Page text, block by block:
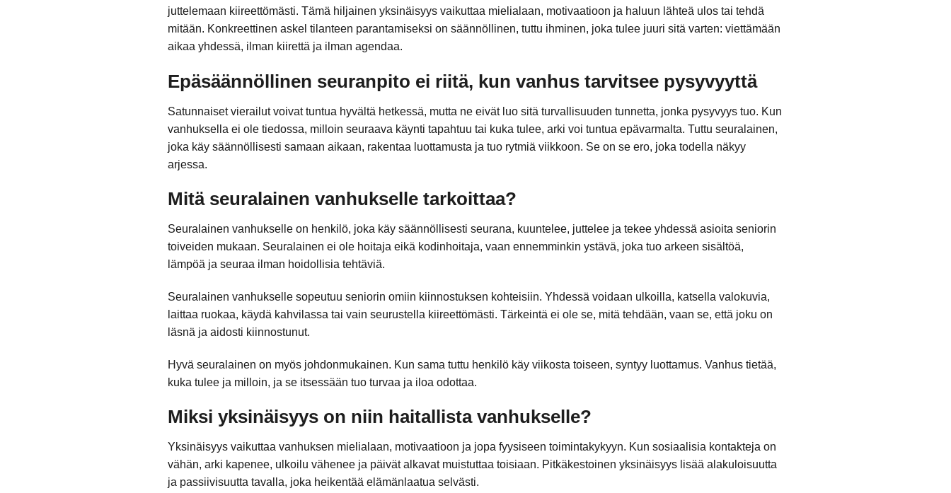
juttelemaan kiireettömästi. Tämä hiljainen yksinäisyys vaikuttaa mielialaan, motivaatioon ja haluun lähteä ulos tai tehdä
mitään. Konkreettinen askel tilanteen parantamiseksi on säännöllinen, tuttu ihminen, joka tulee juuri sitä varten: viettämään
aikaa yhdessä, ilman kiirettä ja ilman agendaa.
Epäsäännöllinen seuranpito ei riitä, kun vanhus tarvitsee pysyvyyttä
Satunnaiset vierailut voivat tuntua hyvältä hetkessä, mutta ne eivät luo sitä turvallisuuden tunnetta, jonka pysyvyys tuo. Kun
vanhuksella ei ole tiedossa, milloin seuraava käynti tapahtuu tai kuka tulee, arki voi tuntua epävarmalta. Tuttu seuralainen,
joka käy säännöllisesti samaan aikaan, rakentaa luottamusta ja tuo rytmiä viikkoon. Se on se ero, joka todella näkyy
arjessa.
Mitä seuralainen vanhukselle tarkoittaa?
Seuralainen vanhukselle on henkilö, joka käy säännöllisesti seurana, kuuntelee, juttelee ja tekee yhdessä asioita seniorin
toiveiden mukaan. Seuralainen ei ole hoitaja eikä kodinhoitaja, vaan ennemminkin ystävä, joka tuo arkeen sisältöä,
lämpöä ja seuraa ilman hoidollisia tehtäviä.
Seuralainen vanhukselle sopeutuu seniorin omiin kiinnostuksen kohteisiin. Yhdessä voidaan ulkoilla, katsella valokuvia,
laittaa ruokaa, käydä kahvilassa tai vain seurustella kiireettömästi. Tärkeintä ei ole se, mitä tehdään, vaan se, että joku on
läsnä ja aidosti kiinnostunut.
Hyvä seuralainen on myös johdonmukainen. Kun sama tuttu henkilö käy viikosta toiseen, syntyy luottamus. Vanhus tietää,
kuka tulee ja milloin, ja se itsessään tuo turvaa ja iloa odottaa.
Miksi yksinäisyys on niin haitallista vanhukselle?
Yksinäisyys vaikuttaa vanhuksen mielialaan, motivaatioon ja jopa fyysiseen toimintakykyyn. Kun sosiaalisia kontakteja on
vähän, arki kapenee, ulkoilu vähenee ja päivät alkavat muistuttaa toisiaan. Pitkäkestoinen yksinäisyys lisää alakuloisuutta
ja passiivisuutta tavalla, joka heikentää elämänlaatua selvästi.